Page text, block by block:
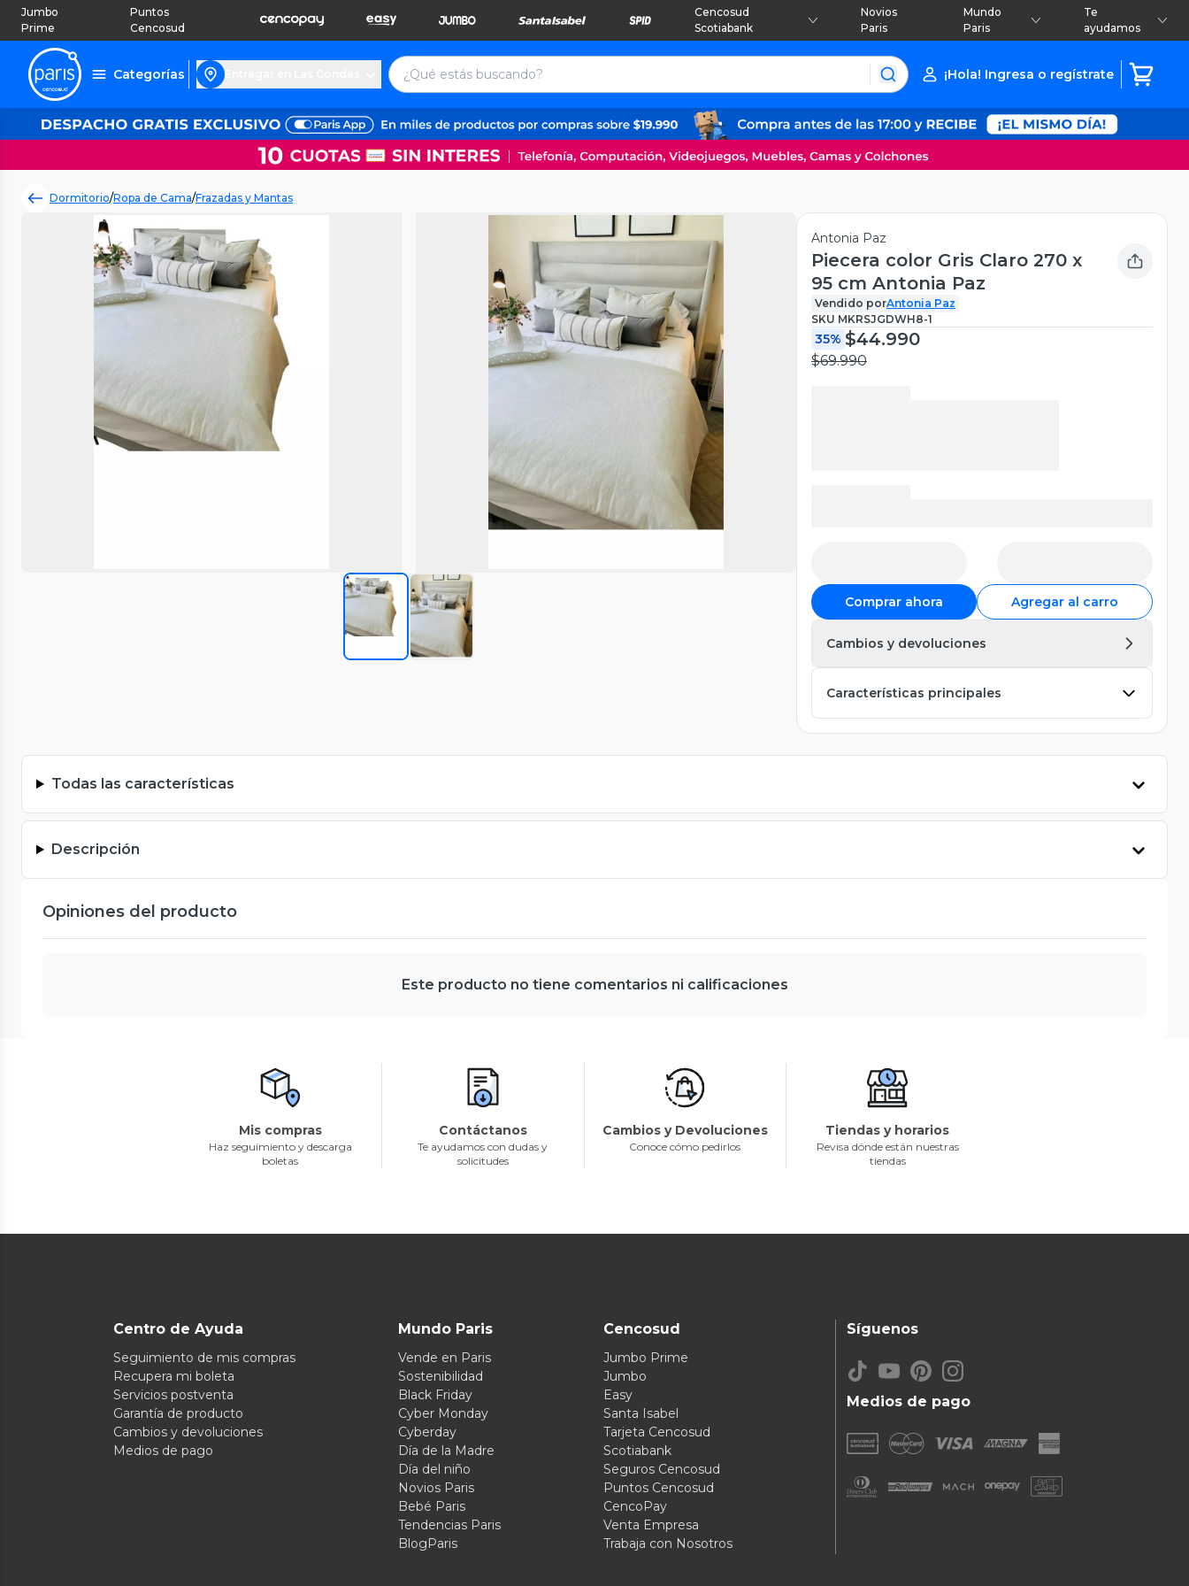
Jumbo
Prime
Puntos
Cencosud
Cencosud
Scotiabank
Novios
Paris
Mundo
Paris
Te
ayudamos
Categorías ¡Hola! Ingresa o regístrate
Dormitorio/Ropa de Cama/Frazadas y Mantas
Antonia Paz
Piecera color Gris Claro 270 x
95 cm Antonia Paz
Vendido porAntonia Paz
SKU MKRSJGDWH8-1
35% $44.990
$69.990
Comprar ahora Agregar al carro
Cambios y devoluciones
Características principales
Todas las características
Descripción
Opiniones del producto
Este producto no tiene comentarios ni calificaciones
Mis compras
Haz seguimiento y descarga
boletas
Contáctanos
Te ayudamos con dudas y
solicitudes
Cambios y Devoluciones
Conoce cómo pedirlos
Tiendas y horarios
Revisa dónde están nuestras
tiendas
Centro de Ayuda
Seguimiento de mis compras
Recupera mi boleta
Servicios postventa
Garantía de producto
Cambios y devoluciones
Medios de pago
Mundo Paris
Vende en Paris
Sostenibilidad
Black Friday
Cyber Monday
Cyberday
Día de la Madre
Día del niño
Novios Paris
Bebé Paris
Tendencias Paris
BlogParis
Cencosud
Jumbo Prime
Jumbo
Easy
Santa Isabel
Tarjeta Cencosud
Scotiabank
Seguros Cencosud
Puntos Cencosud
CencoPay
Venta Empresa
Trabaja con Nosotros
Medios de pago
Síguenos